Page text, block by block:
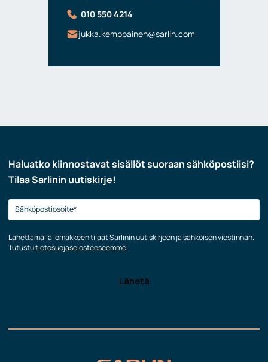
010 550 4214
jukka.kemppainen@sarlin.com
Haluatko kiinnostavat sisällöt suoraan sähköpostiisi?
Tilaa Sarlinin uutiskirje!
Lähettämällä lomakkeen tilaat Sarlinin uutiskirjeen ja sähköisen viestinnän.
Tutustutietosuojaselosteeseemme.